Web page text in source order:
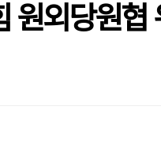
외당원협